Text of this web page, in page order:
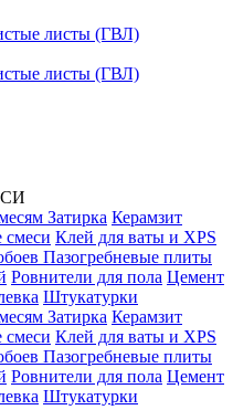
листы (ГВЛ)
листы (ГВЛ)
Затирка Керамзит
Клей для ваты и XPS
Пазогребневые плиты
Ровнители для пола Цемент
Штукатурки
Затирка Керамзит
Клей для ваты и XPS
Пазогребневые плиты
Ровнители для пола Цемент
Штукатурки